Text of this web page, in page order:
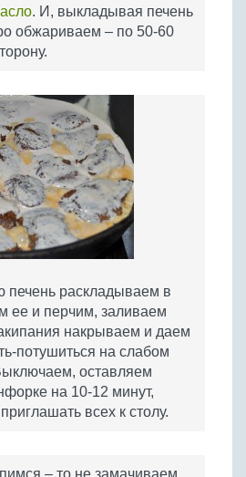
. И, выкладывая печень
обжариваем – по 50-60
печень раскладываем в
ее и перчим, заливаем
накрываем и даем
потушиться на слабом
оставляем
на 10-12 минут,
всех к столу.
– то не замачиваем